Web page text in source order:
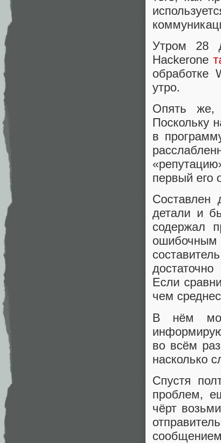
Утром 28
Hackerone
обработке
утро.
Опять же,
Поскольку
в
первый его
Составлен
детали и
содержал
Если
чем
В нём
во всём
насколько
Спустя
проблем,
чёрт